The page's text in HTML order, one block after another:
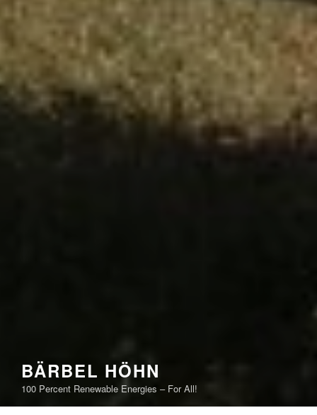
BÄRBEL HÖHN
100 Percent Renewable Energies – For All!